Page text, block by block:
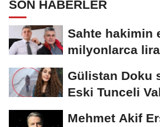
SON HABERLER
Sahte hakimin
milyonlarca
Gülistan Doku
Eski Tunceli
Mehmet Akif